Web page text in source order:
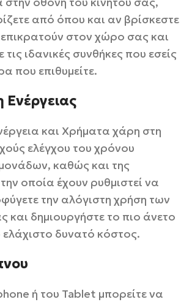
από όπου και αν βρίσκεστε
επικρατούν στον χώρο σας και
ιδανικές συνθήκες που εσείς
που επιθυμείτε.
Ενέργειας
και Χρήματα χάρη στη
ελέγχου του χρόνου
καθώς και της
οποία έχουν ρυθμιστεί να
την αλόγιστη χρήση των
και δημιουργήστε το πιο άνετο
ελάχιστο δυνατό κόστος.
ή του Tablet μπορείτε να